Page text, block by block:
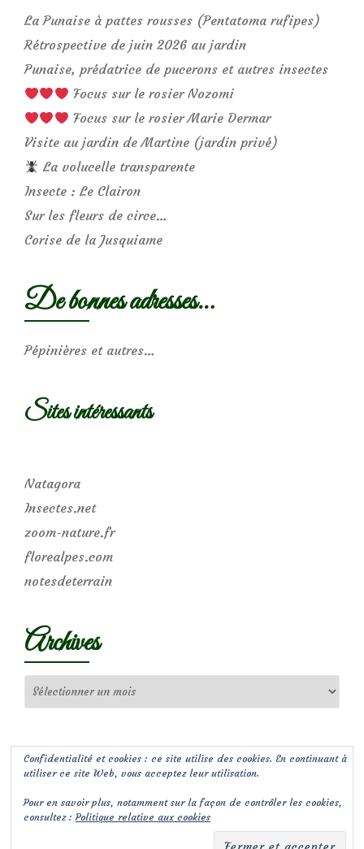
La Punaise à pattes rousses (Pentatoma rufipes)
Rétrospective de juin 2026 au jardin
Punaise, prédatrice de pucerons et autres insectes
Focus sur le rosier Nozomi
Focus sur le rosier Marie Dermar
Visite au jardin de Martine (jardin privé)
La volucelle transparente
Insecte : Le Clairon
Sur les fleurs de circe…
Corise de la Jusquiame
De bonnes adresses…
Pépinières et autres…
Sites intéressants
Natagora
Insectes.net
zoom-nature.fr
florealpes.com
notesdeterrain
Archives
Confidentialité et cookies : ce site utilise des cookies. En continuant à
utiliser ce site Web, vous acceptez leur utilisation.
Pour en savoir plus, notamment sur la façon de contrôler les cookies,
consultez :Politique relative aux cookies